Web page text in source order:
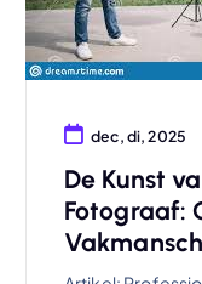
dec, di, 2025
De Kunst
Fotograaf: